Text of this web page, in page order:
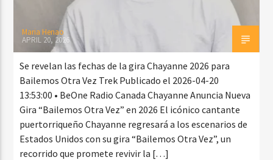
Maria Henao
APRIL 20, 2026
Se revelan las fechas de la gira Chayanne 2026 para
Bailemos Otra Vez Trek Publicado el 2026-04-20
13:53:00 • BeOne Radio Canada Chayanne Anuncia Nueva
Gira “Bailemos Otra Vez” en 2026 El icónico cantante
puertorriqueño Chayanne regresará a los escenarios de
Estados Unidos con su gira “Bailemos Otra Vez”, un
recorrido que promete revivir la […]